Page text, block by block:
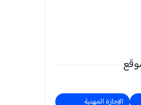
الإجازة المهنية